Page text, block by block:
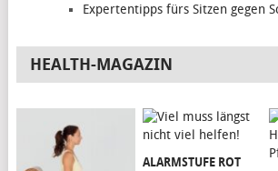
Expertentipps fürs Sitzen gegen
HEALTH-MAGAZIN
ALARMSTUFE ROT